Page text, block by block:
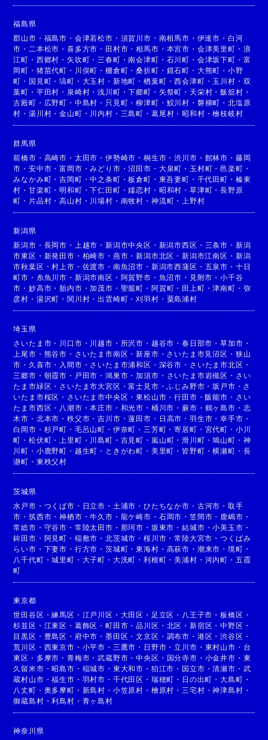
福島県
郡山市 ・ 福島市 ・ 会津若松市 ・ 須賀川市 ・ 南相馬市 ・ 伊達市 ・ 白河
市 ・ 二本松市 ・喜多方市 ・ 田村市 ・相馬市 ・ 本宮市 ・ 会津美里町 ・ 浪
江町 ・ 西郷村 ・矢吹町 ・ 三春町 ・南会津町 ・ 石川町 ・ 会津坂下町 ・ 富
岡町 ・ 猪苗代町 ・ 川俣町 ・棚倉町 ・桑折町 ・ 鏡石町 ・ 大熊町 ・ 小野
町 ・ 国見町 ・塙町 ・ 大玉村 ・ 新地町 ・楢葉町 ・西会津町 ・ 玉川村 ・ 双
葉町 ・ 平田村 ・ 泉崎村 ・浅川町 ・下郷町 ・ 矢祭町 ・ 天栄村 ・飯舘村 ・
古殿町 ・ 広野町 ・ 中島村 ・ 只見町 ・柳津町 ・ 鮫川村 ・ 磐梯町 ・ 北塩原
村 ・湯川村 ・金山町 ・ 川内村 ・ 三島町 ・ 葛尾村 ・昭和村 ・檜枝岐村
群馬県
前橋市 ・ 高崎市 ・ 太田市 ・伊勢崎市 ・桐生市 ・渋川市 ・ 館林市 ・ 藤岡
市 ・安中市 ・富岡市 ・みどり市 ・沼田市 ・ 大泉町 ・ 玉村町 ・邑楽町 ・
みなかみ町 ・吉岡町 ・中之条町 ・板倉町 ・ 東吾妻町 ・ 千代田町 ・ 榛東
村 ・甘楽町 ・明和町 ・下仁田町 ・嬬恋村 ・ 昭和村 ・ 草津町 ・長野原
町 ・ 片品村 ・高山村 ・ 川場村 ・ 南牧村 ・ 神流町 ・ 上野村
新潟県
新潟市 ・ 長岡市 ・ 上越市 ・新潟市中央区 ・ 新潟市西区 ・ 三条市 ・ 新潟
市東区 ・ 新発田市 ・ 柏崎市 ・ 燕市 ・新潟市北区 ・新潟市江南区 ・ 新潟
市秋葉区 ・村上市 ・ 佐渡市 ・ 南魚沼市 ・ 新潟市西蒲区 ・ 五泉市 ・ 十日
町市 ・ 糸魚川市 ・ 新潟市南区 ・ 阿賀野市 ・ 魚沼市 ・ 見附市 ・小千谷
市 ・妙高市 ・ 胎内市 ・加茂市 ・ 聖籠町 ・ 阿賀町 ・ 田上町 ・津南町 ・ 弥
彦村 ・ 湯沢町 ・関川村 ・出雲崎町 ・刈羽村 ・ 粟島浦村
埼玉県
さいたま市 ・ 川口市 ・ 川越市 ・ 所沢市 ・ 越谷市 ・春日部市 ・草加市 ・
上尾市 ・ 熊谷市 ・ さいたま市南区 ・新座市 ・ さいたま市見沼区 ・ 狭山
市 ・ 久喜市 ・ 入間市 ・ さいたま市浦和区 ・ 深谷市 ・ さいたま市北区 ・
三郷市 ・ 朝霞市 ・ 戸田市 ・鴻巣市 ・加須市 ・ さいたま市岩槻区 ・ さい
たま市緑区 ・ さいたま市大宮区 ・富士見市 ・ふじみ野市 ・坂戸市 ・ さ
いたま市桜区 ・ さいたま市中央区 ・東松山市 ・行田市 ・飯能市 ・ さい
たま市西区 ・ 八潮市 ・本庄市 ・ 和光市 ・ 桶川市 ・蕨市 ・ 鶴ヶ島市 ・ 志
木市 ・ 北本市 ・秩父市 ・吉川市 ・蓮田市 ・ 日高市 ・ 羽生市 ・幸手市 ・
白岡市 ・ 杉戸町 ・ 毛呂山町 ・ 伊奈町 ・ 三芳町 ・寄居町 ・ 宮代町 ・ 小川
町 ・松伏町 ・ 上里町 ・ 川島町 ・ 吉見町 ・ 嵐山町 ・滑川町 ・鳩山町 ・ 神
川町 ・ 小鹿野町 ・ 越生町 ・ ときがわ町 ・ 美里町 ・ 皆野町 ・横瀬町 ・ 長
瀞町 ・ 東秩父村
茨城県
水戸市 ・ つくば市 ・ 日立市 ・ 土浦市 ・ひたちなか市 ・ 古河市 ・ 取手
市 ・筑西市 ・神栖市 ・牛久市 ・ 龍ケ崎市 ・ 石岡市 ・ 笠間市 ・ 鹿嶋市 ・
常総市 ・ 守谷市 ・ 常陸太田市 ・ 那珂市 ・ 坂東市 ・結城市 ・小美玉市 ・
鉾田市 ・ 阿見町 ・ 稲敷市 ・北茨城市 ・桜川市 ・常陸大宮市 ・つくばみ
らい市 ・ 下妻市 ・ 行方市 ・茨城町 ・東海村 ・ 高萩市 ・ 潮来市 ・ 境町 ・
八千代町 ・城里町 ・ 大子町 ・ 大洗町 ・利根町 ・美浦村 ・ 河内町 ・ 五霞
町
東京都
世田谷区 ・練馬区 ・ 江戸川区 ・ 大田区 ・ 足立区 ・ 八王子市 ・板橋区 ・
杉並区 ・ 江東区 ・ 葛飾区 ・町田市 ・品川区 ・ 北区 ・ 新宿区 ・中野区 ・
目黒区 ・ 豊島区 ・ 府中市 ・墨田区 ・文京区 ・ 調布市 ・ 港区 ・渋谷区 ・
荒川区 ・ 西東京市 ・ 小平市 ・ 三鷹市 ・ 日野市 ・立川市 ・ 東村山市 ・ 台
東区 ・ 多摩市 ・青梅市 ・武蔵野市 ・中央区 ・ 国分寺市 ・ 小金井市 ・ 東
久留米市 ・昭島市 ・ 稲城市 ・ 東大和市 ・ 狛江市 ・ 国立市 ・清瀬市 ・ 武
蔵村山市 ・福生市 ・ 羽村市 ・ 千代田区 ・ 瑞穂町 ・ 日の出町 ・大島町 ・
八丈町 ・ 奥多摩町 ・ 新島村 ・ 小笠原村 ・ 檜原村 ・ 三宅村 ・神津島村 ・
御蔵島村 ・利島村 ・ 青ヶ島村
神奈川県